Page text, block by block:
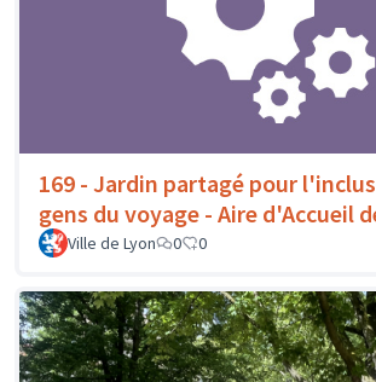
169 - Jardin partagé pour
gens du voyage - Aire d'Accueil
Ville de Lyon 0 0